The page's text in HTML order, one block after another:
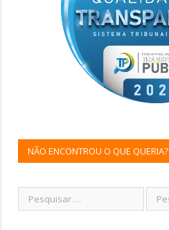
NÃO ENCONTROU O QUE QUERIA?